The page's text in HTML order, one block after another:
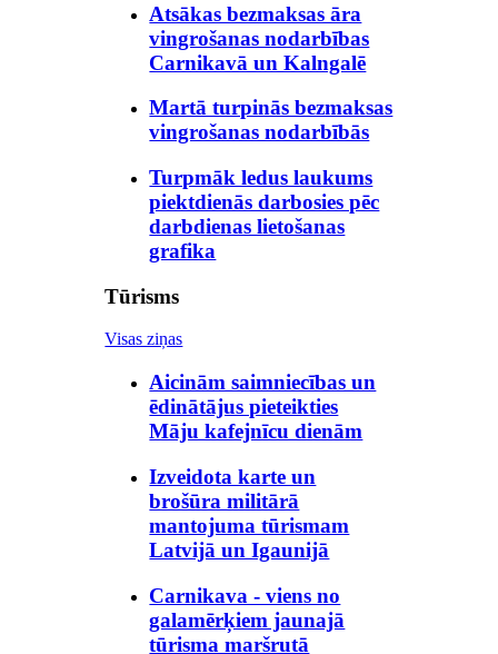
Atsākas bezmaksas āra
vingrošanas nodarbības
Carnikavā un Kalngalē
Martā turpinās bezmaksas
vingrošanas nodarbībās
Turpmāk ledus laukums
piektdienās darbosies pēc
darbdienas lietošanas
grafika
Tūrisms
Visas ziņas
Aicinām saimniecības un
ēdinātājus pieteikties
Māju kafejnīcu dienām
Izveidota karte un
brošūra militārā
mantojuma tūrismam
Latvijā un Igaunijā
Carnikava - viens no
galamērķiem jaunajā
tūrisma maršrutā